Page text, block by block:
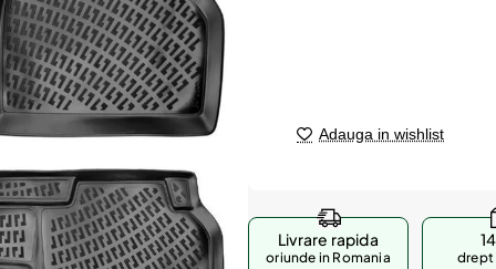
Adauga in wishlist
Livrare rapida
oriunde in Romania drept